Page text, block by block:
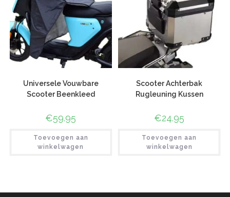
Universele Vouwbare
Scooter Beenkleed
€59.95
Toevoegen aan
winkelwagen
Scooter Achterbak
Rugleuning Kussen
€24.95
Toevoegen aan
winkelwagen